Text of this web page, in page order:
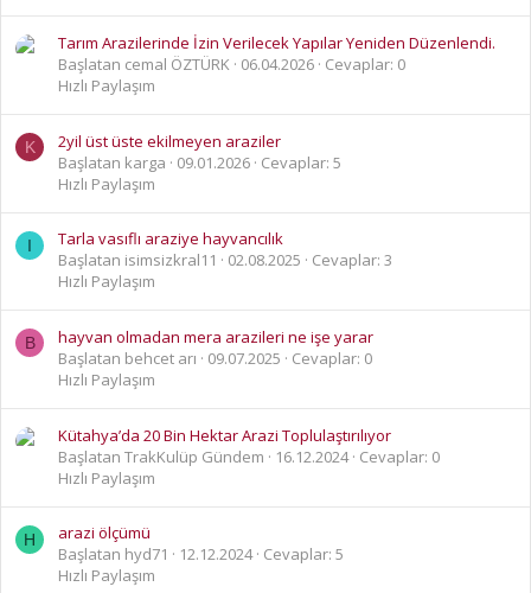
Tarım Arazilerinde İzin Verilecek Yapılar Yeniden Düzenlendi.
Başlatan cemal ÖZTÜRK 06.04.2026 Cevaplar: 0
Hızlı Paylaşım
K
2yil üst üste ekilmeyen araziler
Başlatan karga
09.01.2026 Cevaplar: 5
Hızlı Paylaşım
I
Tarla vasıflı araziye hayvancılık
Başlatan isimsizkral11
02.08.2025
Cevaplar: 3
Hızlı Paylaşım
B
hayvan olmadan mera arazileri ne işe yarar
Başlatan behcet arı
09.07.2025
Cevaplar: 0
Hızlı Paylaşım
Kütahya’da 20 Bin Hektar Arazi Toplulaştırılıyor
Başlatan TrakKulüp Gündem
16.12.2024 Cevaplar: 0
Hızlı Paylaşım
H
arazi ölçümü
Başlatan hyd71
12.12.2024 Cevaplar: 5
Hızlı Paylaşım